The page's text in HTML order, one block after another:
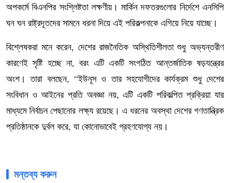
অপকর্মে বিএনপির সংশ্লিষ্টতা লক্ষণীয়। মার্কিন দফতরগুলোর নির্দেশে এনসিপি
ঘন ঘন রাষ্ট্রদূতদের সামনে ধরনা দিয়ে এই পরিকল্পনাকে এগিয়ে নিয়ে যাচ্ছে।
বিশ্লেষকরা মনে করেন, দেশের রাজনৈতিক অস্থিতিশীলতা শুধু অভ্যন্তরীণ
কারণেই সৃষ্টি হচ্ছে না, বরং এটি একটি সংগঠিত আন্তর্জাতিক ষড়যন্ত্রের
অংশ। তারা বলছেন, “ইউনূস ও তার সহযোগীদের কার্যক্রম শুধু দেশের
সংবিধান ও আইনের প্রতি অবজ্ঞা নয়, এটি একটি পরিকল্পিত প্রক্রিয়া যার
মাধ্যমে নির্বাচন পেছানোর লক্ষ্য রয়েছে। এ ধরনের অবস্থা দেশের গণতান্ত্রিক
প্রতিষ্ঠানকে দুর্বল করে, যা কোনোভাবেই গ্রহণযোগ্য নয়।
মন্তব্য করুন